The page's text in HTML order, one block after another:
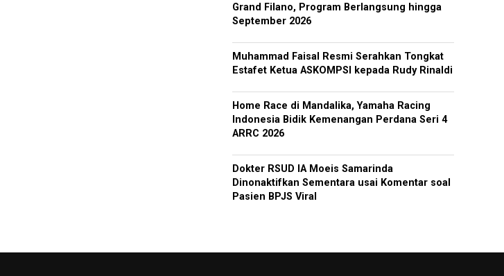
Grand Filano, Program Berlangsung hingga
September 2026
Muhammad Faisal Resmi Serahkan Tongkat
Estafet Ketua ASKOMPSI kepada Rudy Rinaldi
Home Race di Mandalika, Yamaha Racing
Indonesia Bidik Kemenangan Perdana Seri 4
ARRC 2026
Dokter RSUD IA Moeis Samarinda
Dinonaktifkan Sementara usai Komentar soal
Pasien BPJS Viral